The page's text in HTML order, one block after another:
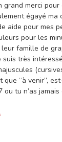
grand merci
égayé ma
aide pour mes
pour les
famille de
suis très
que “à venir”,
ou tu n’as